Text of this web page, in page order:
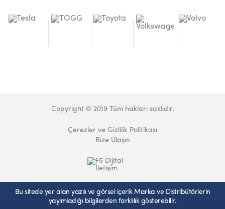
Copyright © 2019 Tüm hakları saklıdır.
Çerezler ve Gizlilik Politikası
Bize Ulaşın
Bu sitede yer alan yazılı ve görsel içerik Marka ve Distribütörlerin
yayımladığı bilgilerden farklılık gösterebilir.